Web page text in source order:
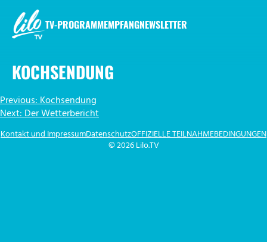
Inhalt
springen
TV-PROGRAMMEMPFANGNEWSLETTER
KOCHSENDUNG
BEITRAGSNAVIGATION
Previous:Kochsendung
Next:Der Wetterbericht
© 2026 Lilo.TV
Kontakt und ImpressumDatenschutzOFFIZIELLE TEILNAHMEBEDINGUNGEN